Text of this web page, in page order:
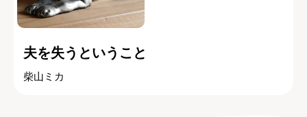
夫を失うということ
柴山ミカ